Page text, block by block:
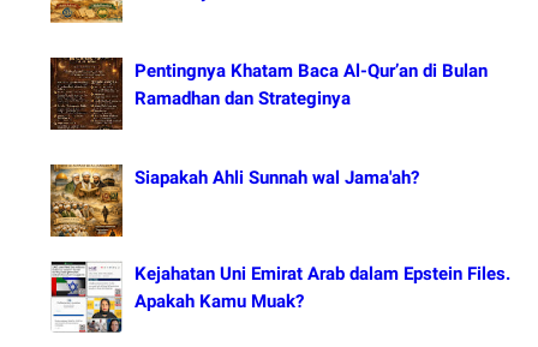
Pentingnya Khatam Baca Al-Qur’an di Bulan
Ramadhan dan Strateginya
Siapakah Ahli Sunnah wal Jama'ah?
Kejahatan Uni Emirat Arab dalam Epstein Files.
Apakah Kamu Muak?